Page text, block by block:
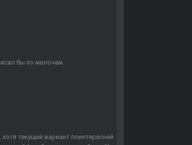
бы по мелочам.
текущий вариант поинтересней